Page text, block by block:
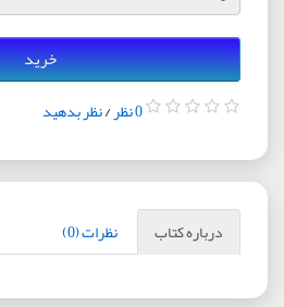
خرید
0 نظر /نظر بدهید
درباره کتاب نظرات (0)